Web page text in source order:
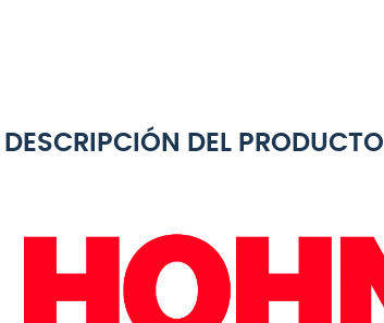
DESCRIPCIÓN DEL PRODUCTO